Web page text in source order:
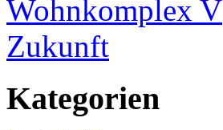
Wohnkomplex V
Zukunft
Kategorien